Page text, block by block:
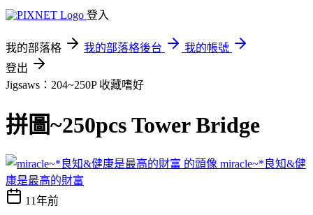
登入
我的部落格 我的部落格後台
我的帳號
登出
Jigsaws：204~250P 收藏嗜好
拼圖~250pcs Tower Bridge
miracle~*良知&健
康是最高的財富
11年前